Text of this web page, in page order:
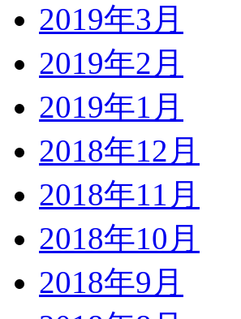
2019年3月
2019年2月
2019年1月
2018年12月
2018年11月
2018年10月
2018年9月